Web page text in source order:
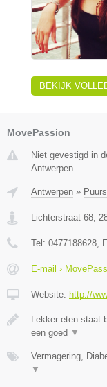
BEKIJK
MovePassion
Niet gevestigd in
Antwerpen.
Antwerpen » Puurs
Lichterstraat 68,
Tel: 0477188628,
E-mail ›
Website: http://
Lekker eten staat
een goed ▼
Vermagering,
▼